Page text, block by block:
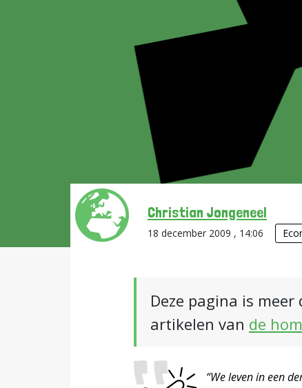
Christian Jongeneel
18 december 2009 , 14:06
Deze pagina is
artikelen van de
“We leven in een